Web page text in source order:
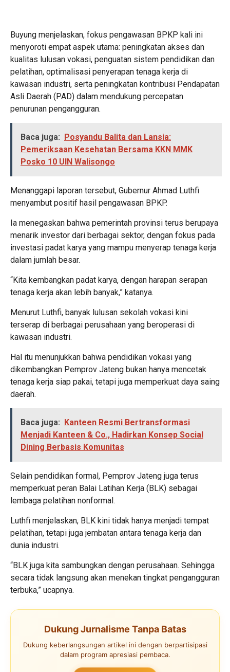
Buyung menjelaskan, fokus pengawasan BPKP kali ini
menyoroti empat aspek utama: peningkatan akses dan
kualitas lulusan vokasi, penguatan sistem pendidikan dan
pelatihan, optimalisasi penyerapan tenaga kerja di
kawasan industri, serta peningkatan kontribusi Pendapatan
Asli Daerah (PAD) dalam mendukung percepatan
penurunan pengangguran.
Baca juga: Posyandu Balita dan Lansia:
Pemeriksaan Kesehatan Bersama KKN MMK
Posko 10 UIN Walisongo
Menanggapi laporan tersebut, Gubernur Ahmad Luthfi
menyambut positif hasil pengawasan BPKP.
Ia menegaskan bahwa pemerintah provinsi terus berupaya
menarik investor dari berbagai sektor, dengan fokus pada
investasi padat karya yang mampu menyerap tenaga kerja
dalam jumlah besar.
“Kita kembangkan padat karya, dengan harapan serapan
tenaga kerja akan lebih banyak,” katanya.
Menurut Luthfi, banyak lulusan sekolah vokasi kini
terserap di berbagai perusahaan yang beroperasi di
kawasan industri.
Hal itu menunjukkan bahwa pendidikan vokasi yang
dikembangkan Pemprov Jateng bukan hanya mencetak
tenaga kerja siap pakai, tetapi juga memperkuat daya saing
daerah.
Baca juga: Kanteen Resmi Bertransformasi
Menjadi Kanteen & Co., Hadirkan Konsep Social
Dining Berbasis Komunitas
Selain pendidikan formal, Pemprov Jateng juga terus
memperkuat peran Balai Latihan Kerja (BLK) sebagai
lembaga pelatihan nonformal.
Luthfi menjelaskan, BLK kini tidak hanya menjadi tempat
pelatihan, tetapi juga jembatan antara tenaga kerja dan
dunia industri.
“BLK juga kita sambungkan dengan perusahaan. Sehingga
secara tidak langsung akan menekan tingkat pengangguran
terbuka,” ucapnya.
Dukung Jurnalisme Tanpa Batas
Dukung keberlangsungan artikel ini dengan berpartisipasi
dalam program apresiasi pembaca.